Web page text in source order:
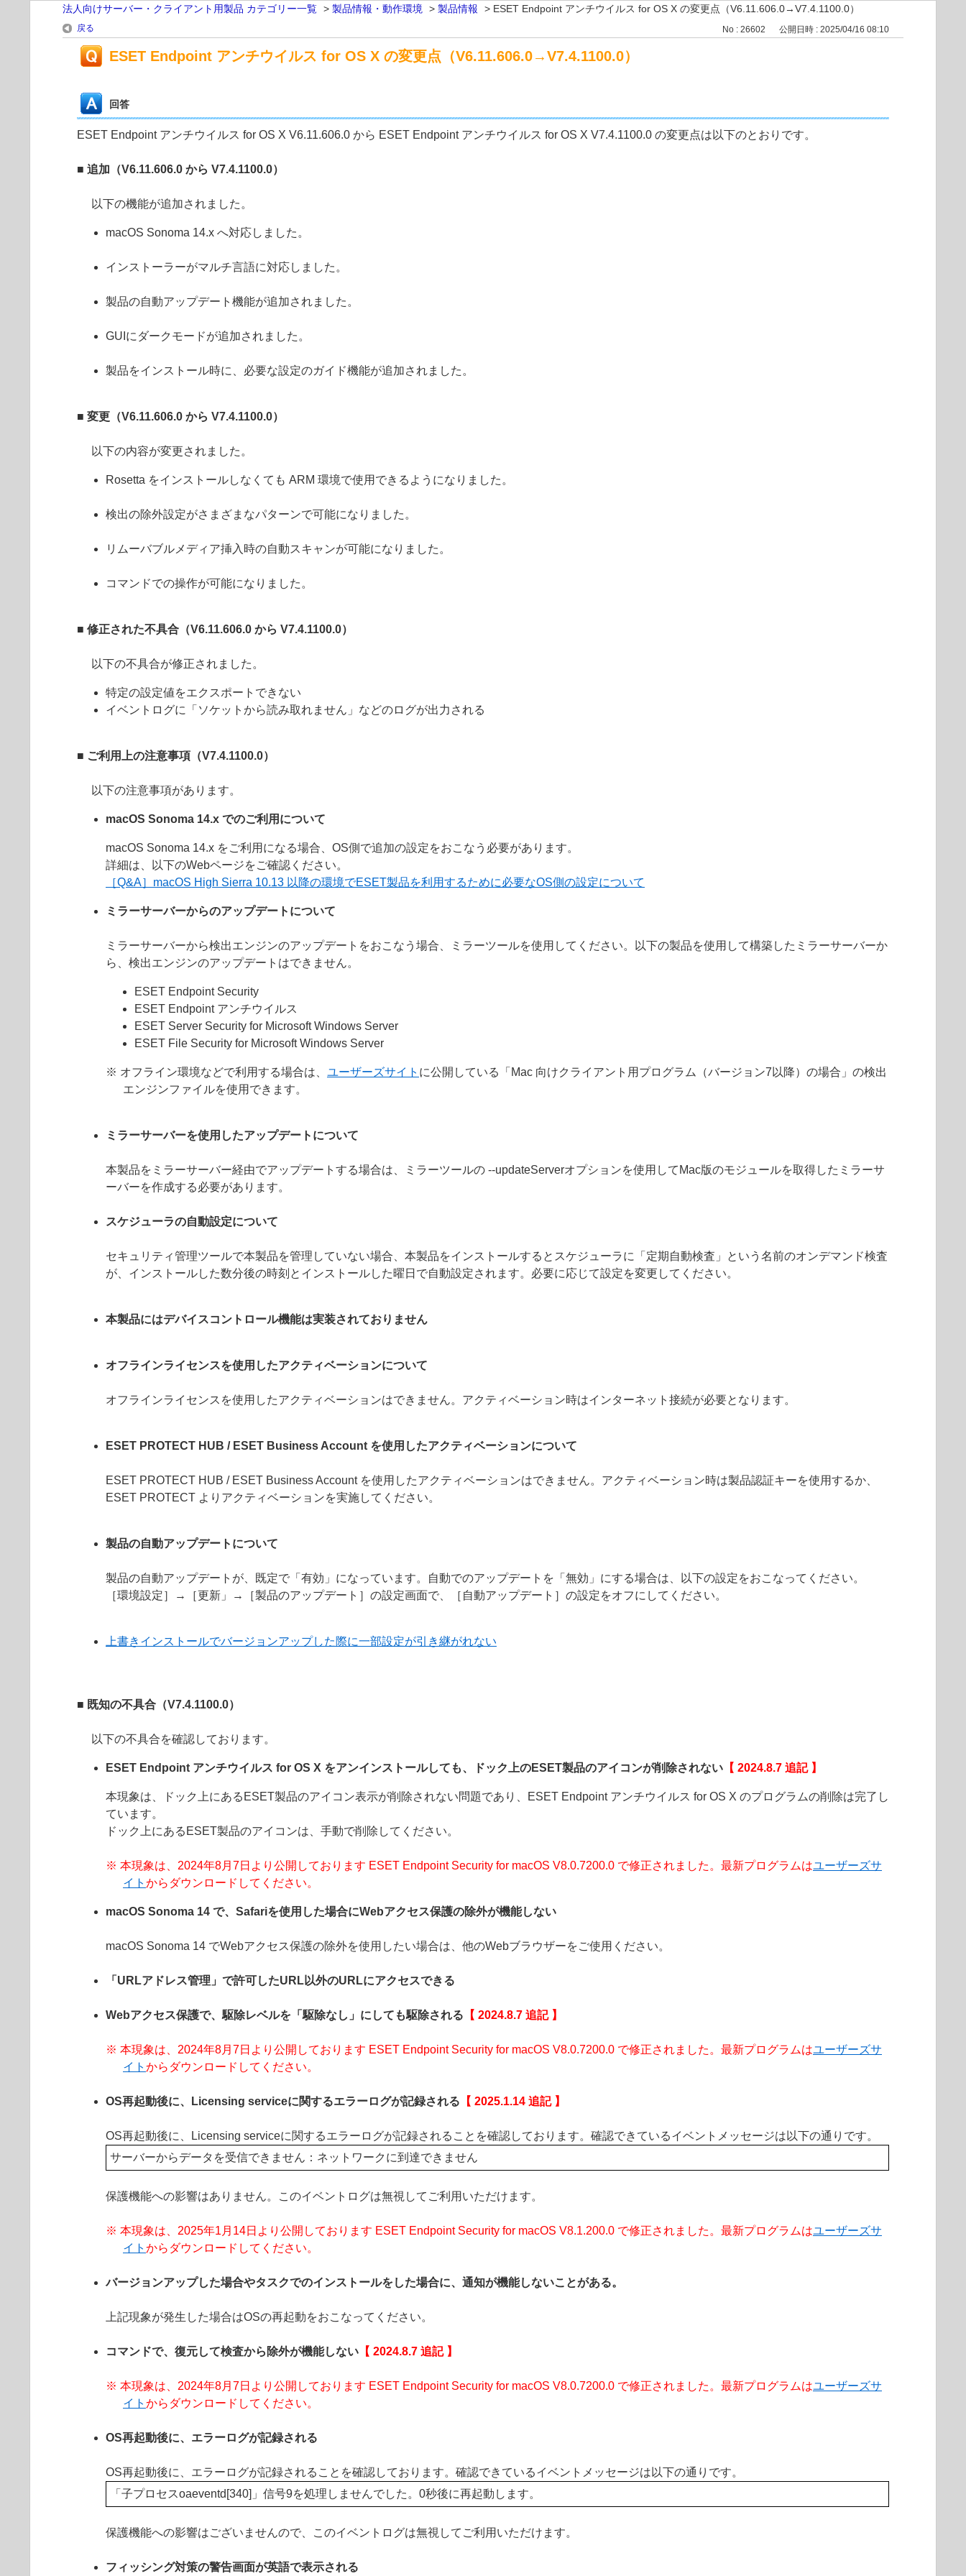
法人向けサーバー・クライアント用製品 カテゴリー一覧 > 製品情報・動作環境 > 製品情報 > ESET Endpoint アンチウイルス for OS X の変更点（V6.11.606.0→V7.4.1100.0）
戻る No : 26602 公開日時 : 2025/04/16 08:10
ESET Endpoint アンチウイルス for OS X の変更点（V6.11.606.0→V7.4.1100.0）
回答
ESET Endpoint アンチウイルス for OS X V6.11.606.0 から ESET Endpoint アンチウイルス for OS X V7.4.1100.0 の変更点は以下のとおりです。
■ 追加（V6.11.606.0 から V7.4.1100.0）
以下の機能が追加されました。
macOS Sonoma 14.x へ対応しました。
インストーラーがマルチ言語に対応しました。
製品の自動アップデート機能が追加されました。
GUIにダークモードが追加されました。
製品をインストール時に、必要な設定のガイド機能が追加されました。
■ 変更 （V6.11.606.0 から V7.4.1100.0）
以下の内容が変更されました。
Rosetta をインストールしなくても ARM 環境で使用できるようになりました。
検出の除外設定がさまざまなパターンで可能になりました。
リムーバブルメディア挿入時の自動スキャンが可能になりました。
コマンドでの操作が可能になりました。
■ 修正された不具合（V6.11.606.0 から V7.4.1100.0）
以下の不具合が修正されました。
特定の設定値をエクスポートできない
イベントログに「ソケットから読み取れません」などのログが出力される
■ ご利用上の注意事項（V7.4.1100.0）
以下の注意事項があります。
macOS Sonoma 14.x でのご利用について
macOS Sonoma 14.x をご利用になる場合、OS側で追加の設定をおこなう必要があります。
詳細は、以下のWebページをご確認ください。
［Q&A］macOS High Sierra 10.13 以降の環境でESET製品を利用するために必要なOS側の設定について
ミラーサーバーからのアップデートについて
ミラーサーバーから検出エンジンのアップデートをおこなう場合、ミラーツールを使用してください。以下の製品を使用して構築したミラーサーバーか
ら、検出エンジンのアップデートはできません。
ESET Endpoint Security
ESET Endpoint アンチウイルス
ESET Server Security for Microsoft Windows Server
ESET File Security for Microsoft Windows Server
※ オフライン環境などで利用する場合は、 ユーザーズサイト に公開している「Mac 向けクライアント用プログラム（バージョン7以降）の場合」の検出
エンジンファイルを使用できます。
ミラーサーバーを使用したアップデートについて
本製品をミラーサーバー経由でアップデートする場合は、ミラーツールの --updateServerオプションを使用してMac版のモジュールを取得したミラーサ
ーバーを作成する必要があります。
スケジューラの自動設定について
セキュリティ管理ツールで本製品を管理していない場合、本製品をインストールするとスケジューラに「定期自動検査」という名前のオンデマンド検査
が、インストールした数分後の時刻とインストールした曜日で自動設定されます。必要に応じて設定を変更してください。
本製品にはデバイスコントロール機能は実装されておりません
オフラインライセンスを使用したアクティベーションについて
オフラインライセンスを使用したアクティベーションはできません。アクティベーション時はインターネット接続が必要となります。
ESET PROTECT HUB / ESET Business Account を使用したアクティベーションについて
ESET PROTECT HUB / ESET Business Account を使用したアクティベーションはできません。アクティベーション時は製品認証キーを使用するか、
ESET PROTECT よりアクティベーションを実施してください。
製品の自動アップデートについて
製品の自動アップデートが、既定で「有効」になっています。自動でのアップデートを「無効」にする場合は、以下の設定をおこなってください。
［環境設定］→［更新」→［製品のアップデート］の設定画面で、［自動アップデート］の設定をオフにしてください。
上書きインストールでバージョンアップした際に一部設定が引き継がれない
■ 既知の不具合（V7.4.1100.0）
以下の不具合を確認しております。
ESET Endpoint アンチウイルス for OS X をアンインストールしても、ドック上のESET製品のアイコンが削除されない 【 2024.8.7 追記 】
本現象は、ドック上にあるESET製品のアイコン表示が削除されない問題であり、ESET Endpoint アンチウイルス for OS X のプログラムの削除は完了し
ています。
ドック上にあるESET製品のアイコンは、手動で削除してください。
※ 本現象は、2024年8月7日より公開しております ESET Endpoint Security for macOS V8.0.7200.0 で修正されました。最新プログラムはユーザーズサ
イト からダウンロードしてください。
macOS Sonoma 14 で、Safariを使用した場合にWebアクセス保護の除外が機能しない
macOS Sonoma 14 でWebアクセス保護の除外を使用したい場合は、他のWebブラウザーをご使用ください。
「URLアドレス管理」で許可したURL以外のURLにアクセスできる
Webアクセス保護で、駆除レベルを「駆除なし」にしても駆除される 【 2024.8.7 追記 】
※ 本現象は、2024年8月7日より公開しております ESET Endpoint Security for macOS V8.0.7200.0 で修正されました。最新プログラムはユーザーズサ
イト からダウンロードしてください。
OS再起動後に、Licensing serviceに関するエラーログが記録される 【 2025.1.14 追記 】
OS再起動後に、Licensing serviceに関するエラーログが記録されることを確認しております。確認できているイベントメッセージは以下の通りです。
サーバーからデータを受信できません：ネットワークに到達できません
保護機能への影響はありません。このイベントログは無視してご利用いただけます。
※ 本現象は、2025年1月14日より公開しております ESET Endpoint Security for macOS V8.1.200.0 で修正されました。最新プログラムはユーザーズサ
イト からダウンロードしてください。
バージョンアップした場合やタスクでのインストールをした場合に、通知が機能しないことがある。
上記現象が発生した場合はOSの再起動をおこなってください。
コマンドで、復元して検査から除外が機能しない 【 2024.8.7 追記 】
※ 本現象は、2024年8月7日より公開しております ESET Endpoint Security for macOS V8.0.7200.0 で修正されました。最新プログラムはユーザーズサ
イト からダウンロードしてください。
OS再起動後に、エラーログが記録される
OS再起動後に、エラーログが記録されることを確認しております。確認できているイベントメッセージは以下の通りです。
「子プロセスoaeventd[340]」信号9を処理しませんでした。0秒後に再起動します。
保護機能への影響はございませんので、このイベントログは無視してご利用いただけます。
フィッシング対策の警告画面が英語で表示される